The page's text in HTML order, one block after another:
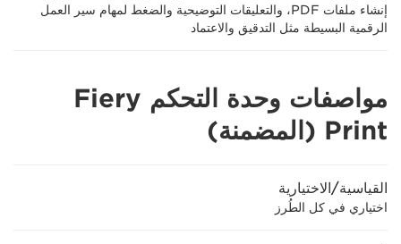
إنشاء ملفات PDF، والتعليقات التوضيحية والضغط لمهام سير العمل
الرقمية البسيطة مثل التدقيق والاعتماد
مواصفات وحدة التحكم Fiery
Print (المضمنة)
القياسية/الاختيارية
اختياري في كل الطُرز